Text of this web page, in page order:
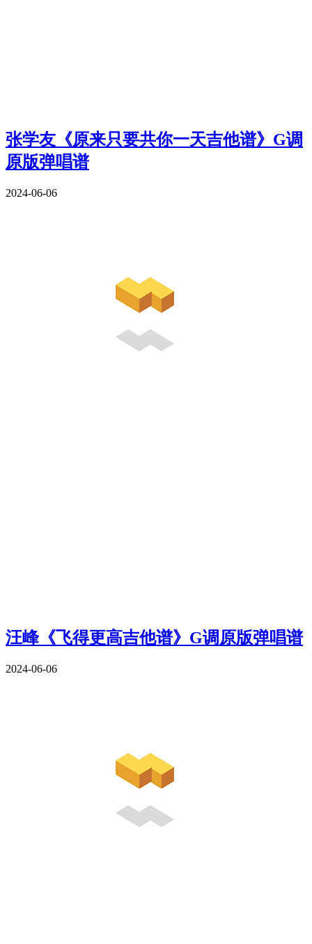
张学友《原来只要共你一天吉他谱》G调
原版弹唱谱
2024-06-06
汪峰《飞得更高吉他谱》G调原版弹唱谱
2024-06-06